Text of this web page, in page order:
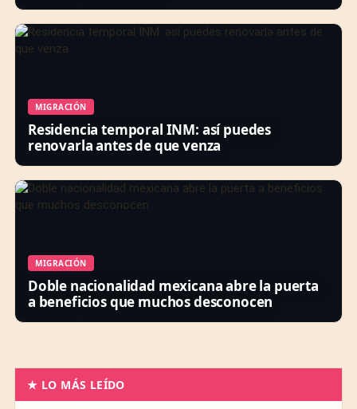
MIGRACIÓN
Residencia temporal INM: así puedes
renovarla antes de que venza
MIGRACIÓN
Doble nacionalidad mexicana abre la puerta
a beneficios que muchos desconocen
★ LO MÁS LEÍDO